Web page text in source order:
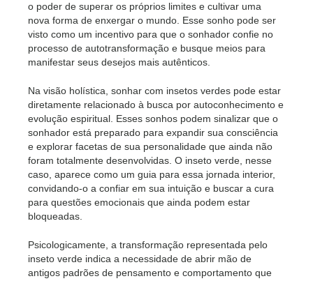
o poder de superar os próprios limites e cultivar uma
nova forma de enxergar o mundo. Esse sonho pode ser
visto como um incentivo para que o sonhador confie no
processo de autotransformação e busque meios para
manifestar seus desejos mais autênticos.
Na visão holística, sonhar com insetos verdes pode estar
diretamente relacionado à busca por autoconhecimento e
evolução espiritual. Esses sonhos podem sinalizar que o
sonhador está preparado para expandir sua consciência
e explorar facetas de sua personalidade que ainda não
foram totalmente desenvolvidas. O inseto verde, nesse
caso, aparece como um guia para essa jornada interior,
convidando-o a confiar em sua intuição e buscar a cura
para questões emocionais que ainda podem estar
bloqueadas.
Psicologicamente, a transformação representada pelo
inseto verde indica a necessidade de abrir mão de
antigos padrões de pensamento e comportamento que